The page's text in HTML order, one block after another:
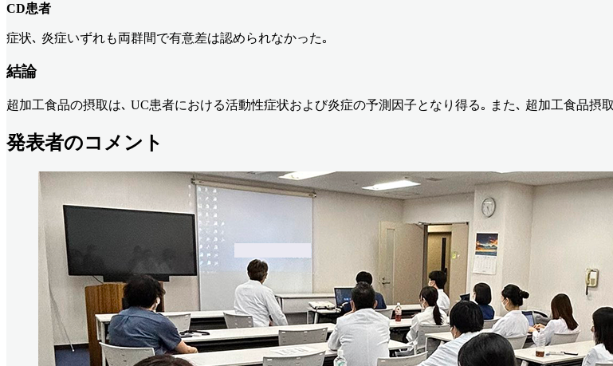
CD患者
症状､ 炎症いずれも両群間で有意差は認められなかった｡
結論
超加工食品の摂取は､ UC患者における活動性症状および炎症の予測因子となり得る｡ また､ 超加工食品
発表者のコメント